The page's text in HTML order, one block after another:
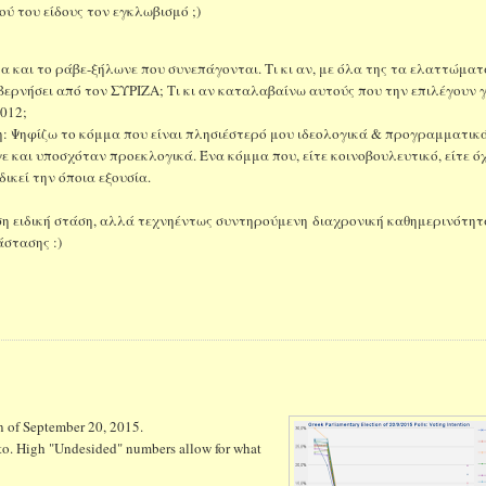
του είδους τον εγκλωβισμό ;)
το ράβε-ξήλωνε που συνεπάγονται. Τι κι αν, με όλα της τα
από τον ΣΥΡΙΖΑ; Τι κι αν καταλαβαίνω αυτούς που την επιλέγουν
το κόμμα που είναι πλησιέστερό μου ιδεολογικά &
υποσχόταν προεκλογικά. Ένα κόμμα που, είτε κοινοβουλευτικό, είτε
την όποια εξουσία.
ειδική στάση, αλλά τεχνηέντως συντηρούμενη διαχρονική
:)
of September 20, 2015.
High "Undesided" numbers allow for what